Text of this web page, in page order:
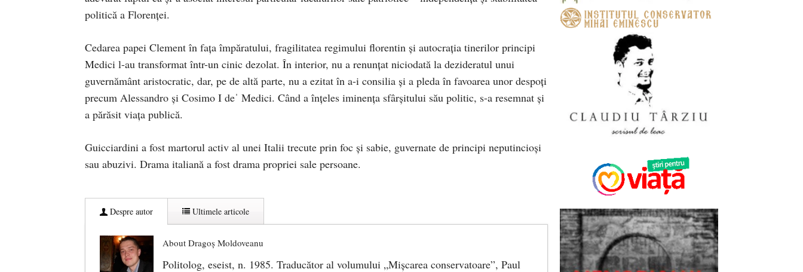
politică a Florenței.
Cedarea papei Clement în fața împăratului, fragilitatea regimului florentin și autocrația tinerilor principi
Medici l-au transformat într-un cinic dezolat. În interior, nu a renunțat niciodată la dezideratul unui
guvernământ aristocratic, dar, pe de altă parte, nu a ezitat în a-i consilia și a pleda în favoarea unor despoți
precum Alessandro și Cosimo I deˈ Medici. Când a înțeles iminența sfârșitului său politic, s-a resemnat și
a părăsit viața publică.
Guicciardini a fost martorul activ al unei Italii trecute prin foc și sabie, guvernate de principi neputincioși
sau abuzivi. Drama italiană a fost drama propriei sale persoane.
Despre autor Ultimele articole
About Dragoş Moldoveanu
Politolog, eseist, n. 1985. Traducător al volumului „Mişcarea conservatoare”, Paul